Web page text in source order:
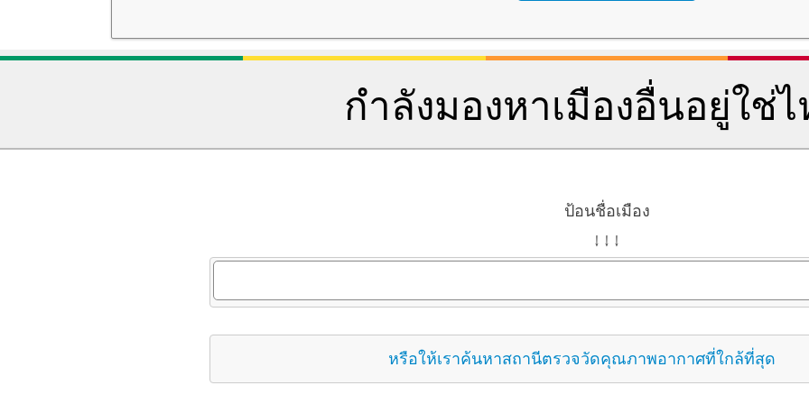
กำลังมองหาเมืองอื่นอยู่ใช่
ป้อนชื่อเมือง
↓ ↓ ↓
หรือให้เราค้นหาสถานีตรวจวัดคุณภาพอากาศที่ใกล้ที่สุด